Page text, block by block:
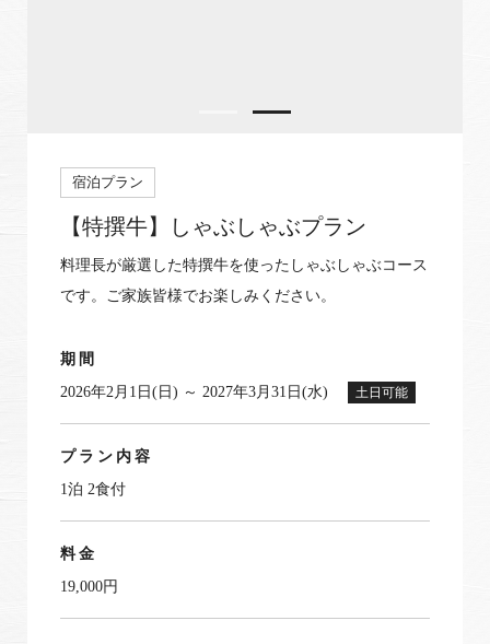
宿泊プラン
【特撰牛】しゃぶしゃぶプラン
料理長が厳選した特撰牛を使ったしゃぶしゃぶコース
です。ご家族皆様でお楽しみください。
期間
2026年2月1日(日) ～ 2027年3月31日(水)
土日可能
プラン内容
1泊 2食付
料金
19,000円
※ご利用には「 My Harvest 」へのログインが必要です
お電話でのご予約はこちら
法人予約（代行）はこちら